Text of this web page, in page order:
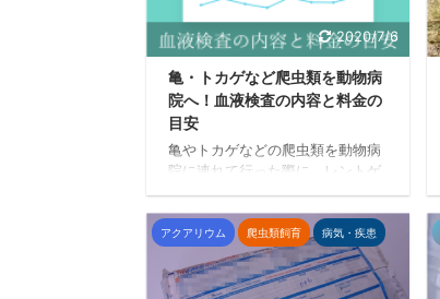
2020/7/6
亀・トカゲなど爬虫類を動物病
院へ！血液検査の内容と料金の
目安
亀やトカゲなどの爬虫類を動物病
院に連れて行った際に、レントゲ
ン検査や寄生虫検査と並びよく実
施される血液検査について解説し
ます。K-kiが実際に動物病院で診
断してもらった結果に基づき、爬
虫類の血液検査における検査項目
や病気との関連性、料金の目安な
アクアリウム 爬虫類飼育 病気・疾患